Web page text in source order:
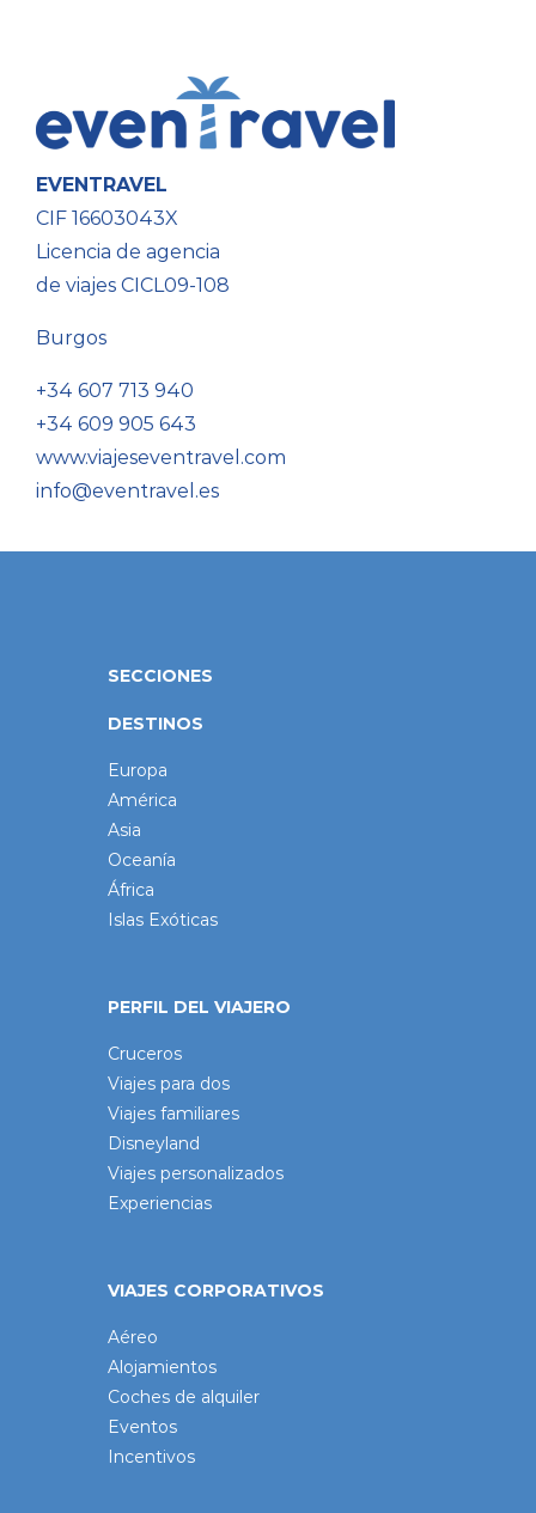
EVENTRAVEL
CIF 16603043X
Licencia de agencia
de viajes CICL09-108
Burgos
+34 607 713 940
+34 609 905 643
www.viajeseventravel.com
info@eventravel.es
SECCIONES
DESTINOS
Europa
América
Asia
Oceanía
África
Islas Exóticas
PERFIL DEL VIAJERO
Cruceros
Viajes para dos
Viajes familiares
Disneyland
Viajes personalizados
Experiencias
VIAJES CORPORATIVOS
Aéreo
Alojamientos
Coches de alquiler
Eventos
Incentivos